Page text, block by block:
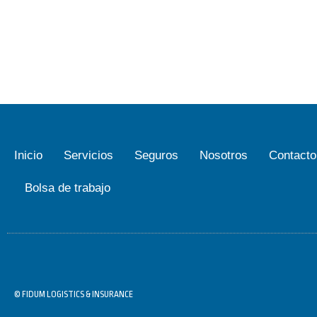
Inicio Servicios Seguros Nosotros Contacto
Bolsa de trabajo
© FIDUM LOGISTICS & INSURANCE